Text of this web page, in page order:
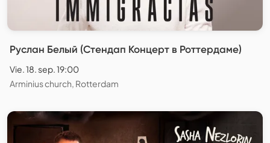
Руслан Белый (Стендап Концерт в Роттердаме)
Vie. 18. sep. 19:00
Arminius church, Rotterdam